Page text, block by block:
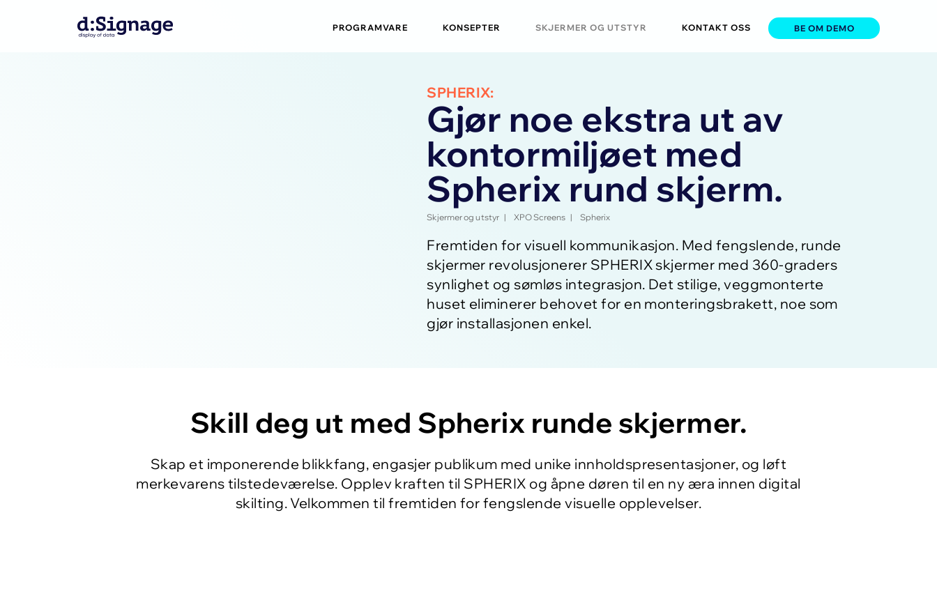
PROGRAMVARE KONSEPTER SKJERMER OG UTSTYR KONTAKT OSS BE OM DEMO
SPHERIX:
Gjør noe ekstra ut av
kontormiljøet med
Spherix rund skjerm.
Skjermer og utstyr| XPO Screens| Spherix
Fremtiden for visuell kommunikasjon. Med fengslende, runde
skjermer revolusjonerer SPHERIX skjermer med 360-graders
synlighet og sømløs integrasjon. Det stilige, veggmonterte
huset eliminerer behovet for en monteringsbrakett, noe som
gjør installasjonen enkel.
Skill deg ut med Spherix runde skjermer.
Skap et imponerende blikkfang, engasjer publikum med unike innholdspresentasjoner, og løft
merkevarens tilstedeværelse. Opplev kraften til SPHERIX og åpne døren til en ny æra innen digital
skilting. Velkommen til fremtiden for fengslende visuelle opplevelser.